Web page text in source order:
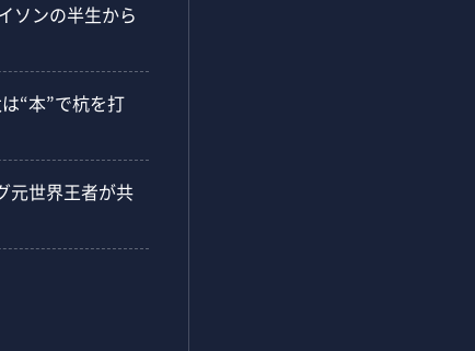
ソンの半生から
“本”で杭を打
元世界王者が共